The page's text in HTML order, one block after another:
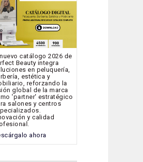
catálogo 2026 de
Beauty integra
en peluquería,
estética y
reforzando la
global de la marca
'partner' estratégico
salones y centros
y calidad
ahora